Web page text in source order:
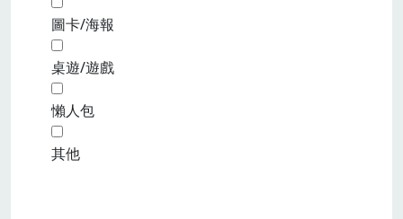
圖卡/海報
桌遊/遊戲
懶人包
其他